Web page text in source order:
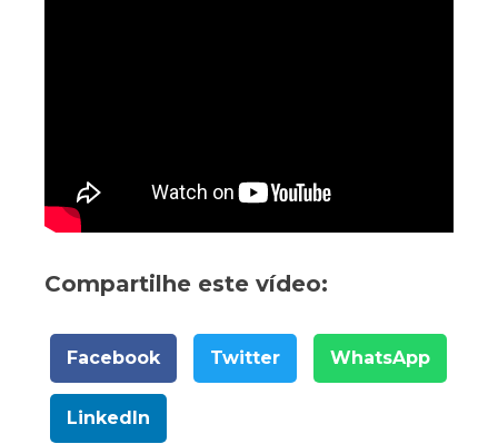
Compartilhe este vídeo:
Facebook Twitter WhatsApp
LinkedIn